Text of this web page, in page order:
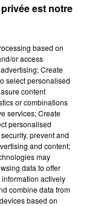
est notre
based on
or access
Create
select personalised
content
or combinations
services; Create
personalised
prevent and
and content;
may
data to offer
actively
combine data from
based on